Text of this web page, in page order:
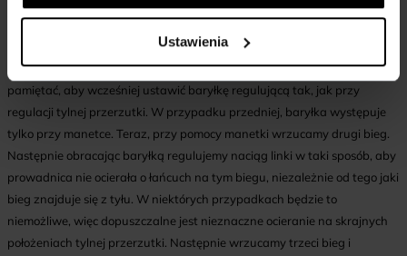
Ustawienia
zasada będzie podobna jak w przypadku tylnej przerzutki.
Ustawiamy przerzutkę na najmniejszą zębatkę i mając pozostawiony
bieg na manetce na tej samej pozycji, przykręcamy linkę. Należy
pamiętać, aby wcześniej ustawić baryłkę regulującą tak, jak przy
regulacji tylnej przerzutki. W przypadku przedniej, baryłka występuje
tylko przy manetce. Teraz, przy pomocy manetki wrzucamy drugi bieg.
Następnie obracając baryłką regulujemy naciąg linki w taki sposób, aby
prowadnica nie ocierała o łańcuch na tym biegu, niezależnie od tego jaki
bieg znajduje się z tyłu. W niektórych przypadkach będzie to
niemożliwe, więc dopuszczalne jest nieznaczne ocieranie na skrajnych
położeniach tylnej przerzutki. Następnie wrzucamy trzeci bieg i